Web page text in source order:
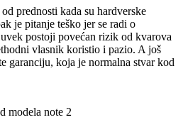
prednosti kada su hardverske
je pitanje teško jer se radi o
postoji povećan rizik od kvarova
vlasnik koristio i pazio. A još
garanciju, koja je normalna stvar kod
modela note 2